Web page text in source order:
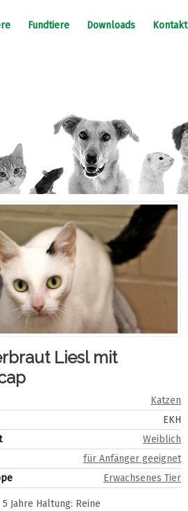
Fundtiere Downloads Kontakt
Liesl mit
Katzen
EKH
Weiblich
für Anfänger geeignet
Erwachsenes Tier
Jahre Haltung: Reine